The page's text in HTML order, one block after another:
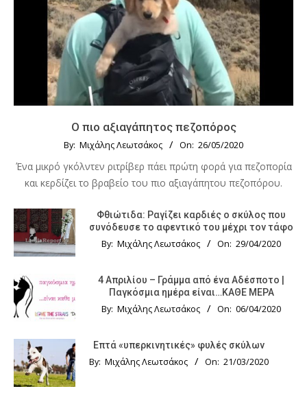
Ο πιο αξιαγάπητος πεζοπόρος
By: Μιχάλης Λεωτσάκος On: 26/05/2020
Ένα μικρό γκόλντεν ριτρίβερ πάει πρώτη φορά για πεζοπορία
και κερδίζει το βραβείο του πιο αξιαγάπητου πεζοπόρου.
Φθιώτιδα: Ραγίζει καρδιές ο σκύλος που
συνόδευσε το αφεντικό του μέχρι τον τάφο
By: Μιχάλης Λεωτσάκος On: 29/04/2020
4 Απριλίου – Γράμμα από ένα Αδέσποτο |
Παγκόσμια ημέρα είναι…ΚΑΘΕ ΜΕΡΑ
By: Μιχάλης Λεωτσάκος On: 06/04/2020
Επτά «υπερκινητικές» φυλές σκύλων
By: Μιχάλης Λεωτσάκος On: 21/03/2020